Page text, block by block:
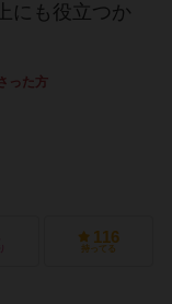
にも役立つか
った方
116
持ってる